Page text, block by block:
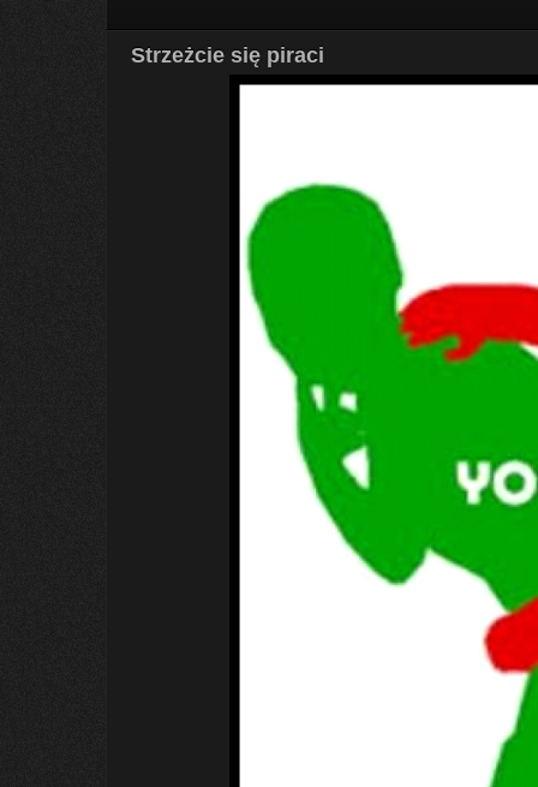
Strzeżcie się piraci